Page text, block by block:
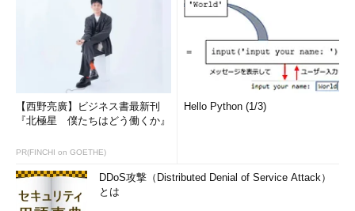
リカバリ実行のためのRMANの使用
データベース複製のためのRMANの使用
表領域Point-inTimeリカバリ(TSPITR)の
実行
RMANの監視とチューニング
フラッシュバック・テクノロジの使用
データベースの診断
メモリーの管理
データベース・パフォーマンスの管理
【西野亮廣】ビジネス書最新刊
『北極星 僕たちはどう働くか』
PR(FINCHI on GOETHE)
Hello Python (1/3)
DDoS攻撃（Distributed Denial of Service Attack）
とは